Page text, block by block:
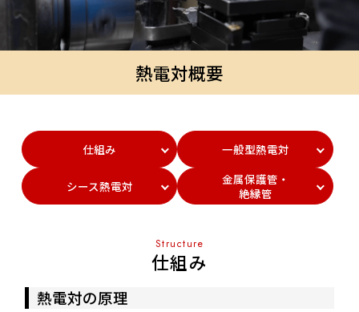
熱電対概要
仕組み 一般型熱電対
シース熱電対
金属保護管・
絶縁管
Structure
仕組み
熱電対の原理